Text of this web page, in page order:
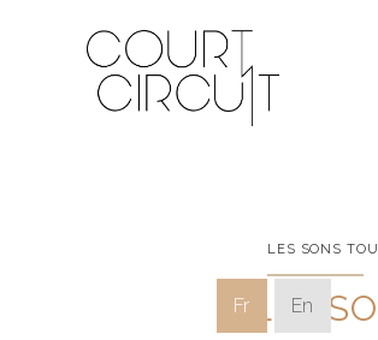
LES SONS
Fr En
LES